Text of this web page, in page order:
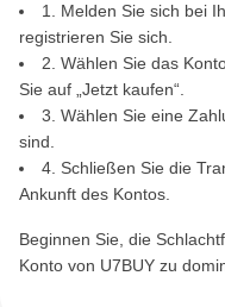
1. Melden Sie sich bei
registrieren Sie sich.
2. Wählen Sie das
Sie auf „Jetzt kaufen“.
3. Wählen Sie eine
sind.
4. Schließen Sie die
Ankunft des Kontos.
Beginnen Sie, die
Konto von U7BUY zu